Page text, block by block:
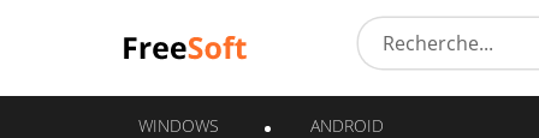
WINDOWS ANDROID